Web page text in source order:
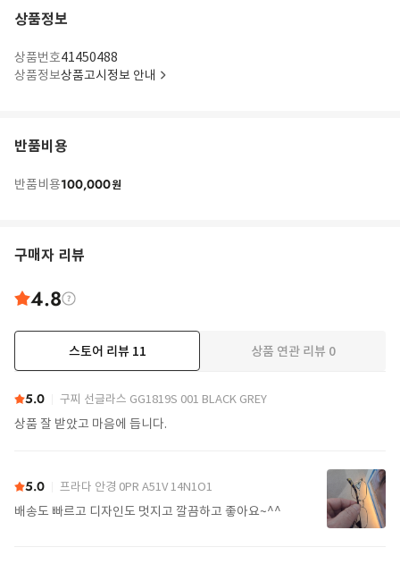
상품정보
상품번호41450488
상품정보상품고시정보 안내
반품비용
반품비용100,000원
구매자 리뷰
4.8
스토어 리뷰 11 상품 연관 리뷰 0
5.0 구찌 선글라스 GG1819S 001 BLACK GREY
상품 잘 받았고 마음에 듭니다.
5.0 프라다 안경 0PR A51V 14N1O1
배송도 빠르고 디자인도 멋지고 깔끔하고 좋아요~^^